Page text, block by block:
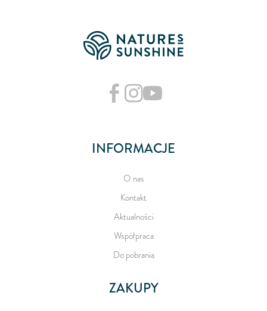
INFORMACJE
O nas
Kontakt
Aktualności
Współpraca
Do pobrania
ZAKUPY